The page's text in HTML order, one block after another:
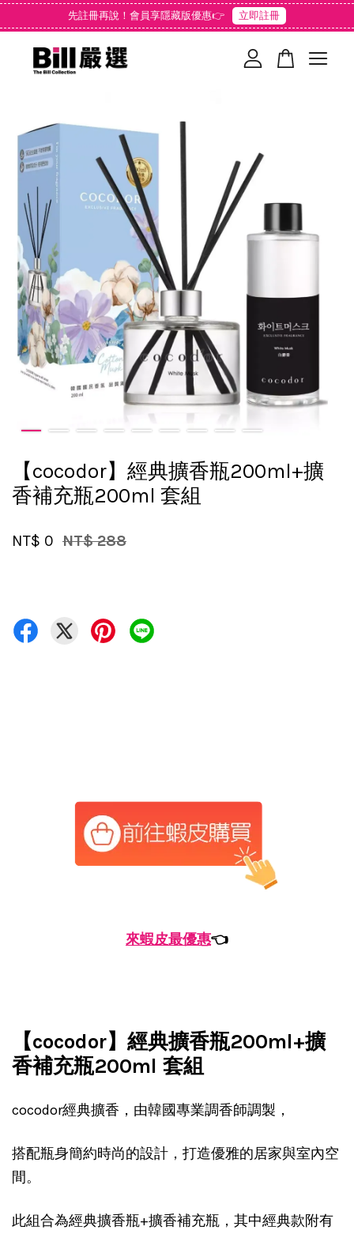
先註冊再說！會員享隱藏版優惠👉 立即註冊
【cocodor】經典擴香瓶200ml+擴
香補充瓶200ml 套組
NT$ 0 NT$ 288
來蝦皮最優惠👈
【cocodor】經典擴香瓶200ml+擴
香補充瓶200ml 套組
cocodor經典擴香，由韓國專業調香師調製，
搭配瓶身簡約時尚的設計，打造優雅的居家與室內空
間。
此組合為經典擴香瓶+擴香補充瓶，其中經典款附有
您的購物車目前還是空的。